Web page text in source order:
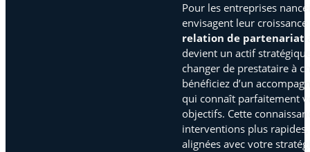
Pour les entreprises
envisagent leur
relation de partenariat
devient un actif
changer de prestataire à
bénéficiez d’un
qui connaît parfaitement
objectifs. Cette
interventions plus
alignées avec votre